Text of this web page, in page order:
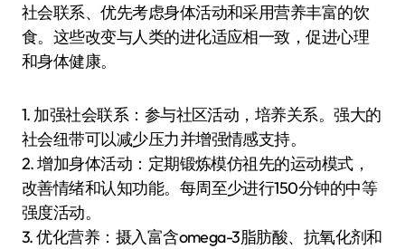
社会联系、优先考虑身体活动和采用营养丰富的饮
食。这些改变与人类的进化适应相一致，促进心理
和身体健康。
1. 加强社会联系：参与社区活动，培养关系。强大的
社会纽带可以减少压力并增强情感支持。
2. 增加身体活动：定期锻炼模仿祖先的运动模式，
改善情绪和认知功能。每周至少进行150分钟的中等
强度活动。
3. 优化营养：摄入富含omega-3脂肪酸、抗氧化剂和